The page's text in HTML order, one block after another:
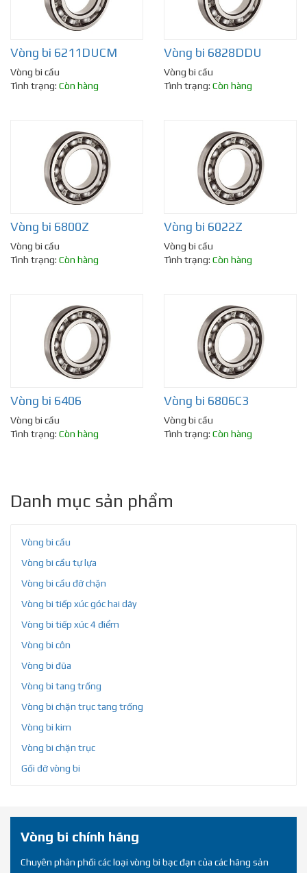
Vòng bi 6211DUCM
Vòng bi cầu
Tình trạng: Còn hàng
Vòng bi 6828DDU
Vòng bi cầu
Tình trạng: Còn hàng
Vòng bi 6800Z
Vòng bi cầu
Tình trạng: Còn hàng
Vòng bi 6022Z
Vòng bi cầu
Tình trạng: Còn hàng
Vòng bi 6406
Vòng bi cầu
Tình trạng: Còn hàng
Vòng bi 6806C3
Vòng bi cầu
Tình trạng: Còn hàng
Danh mục sản phẩm
Vòng bi cầu
Vòng bi cầu tự lựa
Vòng bi cầu đỡ chặn
Vòng bi tiếp xúc góc hai dãy
Vòng bi tiếp xúc 4 điểm
Vòng bi côn
Vòng bi đũa
Vòng bi tang trống
Vòng bi chặn trục tang trống
Vòng bi kim
Vòng bi chặn trục
Gối đỡ vòng bi
Vòng bi chính hãng
Chuyên phân phối các loại vòng bi bạc đạn của các hãng sản